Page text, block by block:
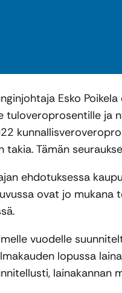
Esko
tuloveroprosentille ja
takia. Tämän
ehdotuksessa
ovat jo
vuodelle
lopussa
lainakannan